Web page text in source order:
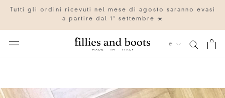
contenuto
Tutti gli ordini ricevuti nel mese di agosto saranno evasi
a partire dal 1° settembre ☀️
Valuta
€